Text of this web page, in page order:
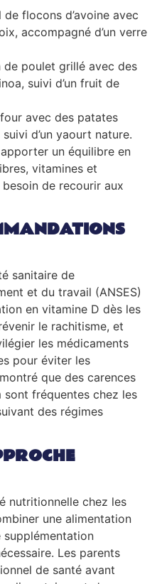
de flocons d’avoine avec
accompagné d’un verre
de poulet grillé avec des
suivi d’un fruit de
avec des patates
d’un yaourt nature.
un équilibre en
vitamines et
de recourir aux
sanitaire de
et du travail (ANSES)
en vitamine D dès les
le rachitisme, et
les médicaments
pour éviter les
que des carences
sont fréquentes chez les
des régimes
nutritionnelle chez les
une alimentation
supplémentation
Les parents
de santé avant